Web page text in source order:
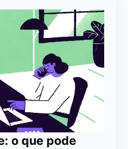
o que pode